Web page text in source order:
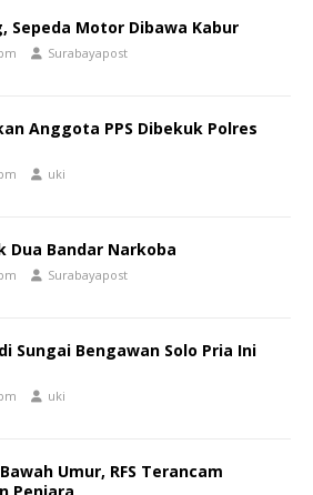
Sepeda Motor Dibawa Kabur
Surabayapost
Anggota PPS Dibekuk Polres
uki
Dua Bandar Narkoba
Surabayapost
Sungai Bengawan Solo Pria Ini
uki
Umur, RFS Terancam